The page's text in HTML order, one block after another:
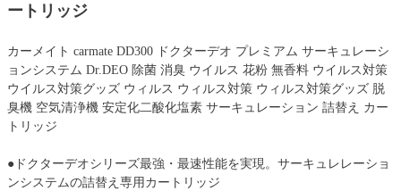
ートリッジ
カーメイト carmate DD300 ドクターデオ プレミアム サーキュレーシ
ョンシステム Dr.DEO 除菌 消臭 ウイルス 花粉 無香料 ウイルス対策
ウイルス対策グッズ ウィルス ウィルス対策 ウィルス対策グッズ 脱
臭機 空気清浄機 安定化二酸化塩素 サーキュレーション 詰替え カー
トリッジ
●ドクターデオシリーズ最強・最速性能を実現。サーキュレレーショ
ンシステムの詰替え専用カートリッジ